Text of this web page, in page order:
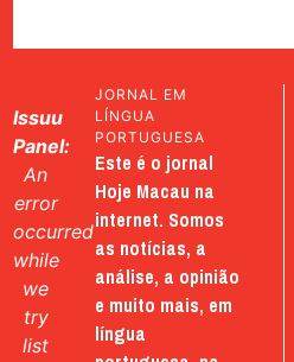
Issuu
Panel:
An
error
occurred
while
we
try
list
JORNAL EM
LÍNGUA
PORTUGUESA
Este é o jornal
Hoje Macau na
internet. Somos
as notícias, a
análise, a opinião
e muito mais, em
língua